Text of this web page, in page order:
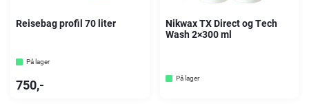
Reisebag profil 70 liter
På lager
750,-
Nikwax TX Direct og Tech
Wash 2×300 ml
På lager